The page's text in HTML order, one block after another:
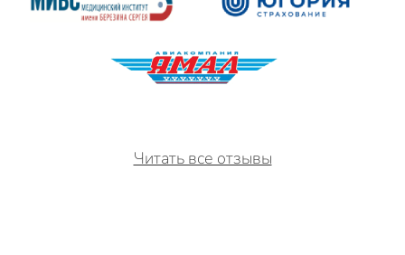
Читать все отзывы